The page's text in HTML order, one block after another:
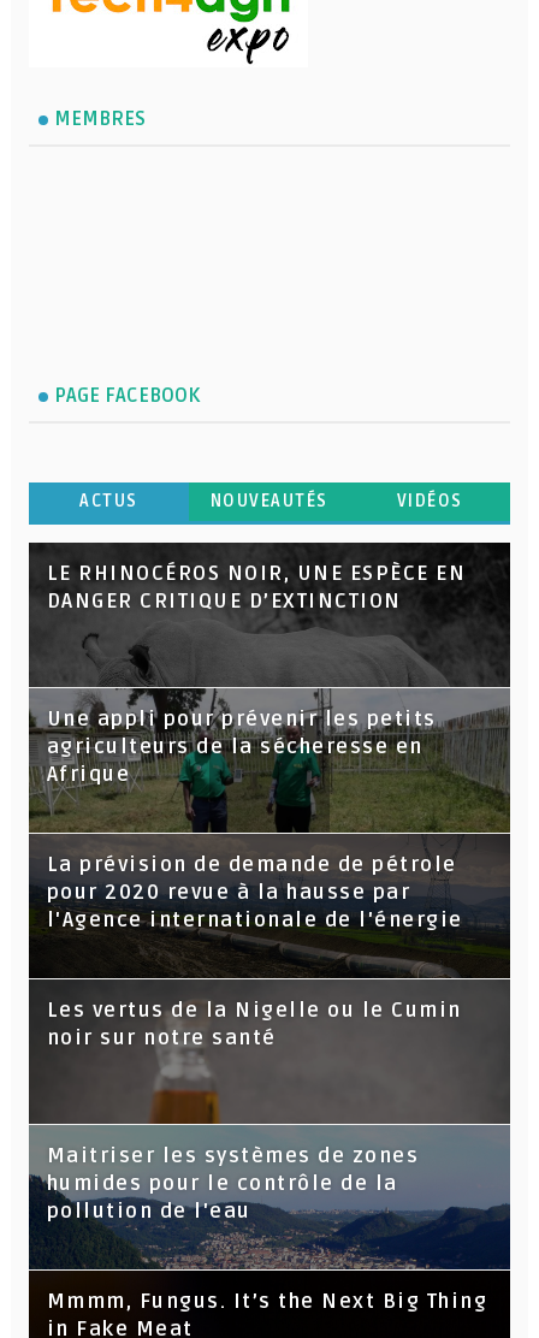
MEMBRES
PAGE FACEBOOK
ACTUS NOUVEAUTÉS VIDÉOS
LE RHINOCÉROS NOIR, UNE ESPÈCE EN
DANGER CRITIQUE D’EXTINCTION
Une appli pour prévenir les petits
agriculteurs de la sécheresse en
Afrique
La prévision de demande de pétrole
pour 2020 revue à la hausse par
l'Agence internationale de l'énergie
Les vertus de la Nigelle ou le Cumin
noir sur notre santé
Maitriser les systèmes de zones
humides pour le contrôle de la
pollution de l'eau
Mmmm, Fungus. It’s the Next Big Thing
in Fake Meat